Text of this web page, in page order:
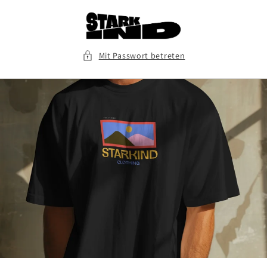
Mit Passwort betreten